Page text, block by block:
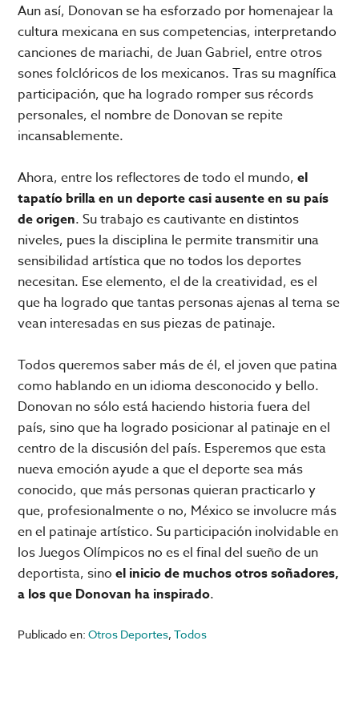
Aun así, Donovan se ha esforzado por homenajear la
cultura mexicana en sus competencias, interpretando
canciones de mariachi, de Juan Gabriel, entre otros
sones folclóricos de los mexicanos. Tras su magnífica
participación, que ha logrado romper sus récords
personales, el nombre de Donovan se repite
incansablemente.
Ahora, entre los reflectores de todo el mundo,el
tapatío brilla en un deporte casi ausente en su país
de origen. Su trabajo es cautivante en distintos
niveles, pues la disciplina le permite transmitir una
sensibilidad artística que no todos los deportes
necesitan. Ese elemento, el de la creatividad, es el
que ha logrado que tantas personas ajenas al tema se
vean interesadas en sus piezas de patinaje.
Todos queremos saber más de él, el joven que patina
como hablando en un idioma desconocido y bello.
Donovan no sólo está haciendo historia fuera del
país, sino que ha logrado posicionar al patinaje en el
centro de la discusión del país. Esperemos que esta
nueva emoción ayude a que el deporte sea más
conocido, que más personas quieran practicarlo y
que, profesionalmente o no, México se involucre más
en el patinaje artístico. Su participación inolvidable en
los Juegos Olímpicos no es el final del sueño de un
deportista, sinoel inicio de muchos otros soñadores,
a los que Donovan ha inspirado.
Publicado en:Otros Deportes,Todos